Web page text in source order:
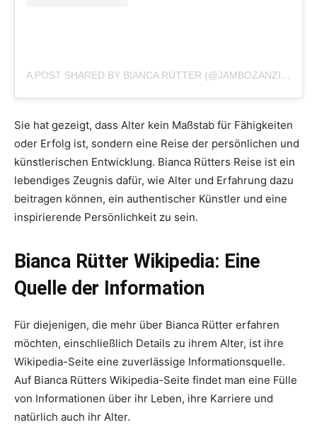
A POST SHARED BY BIANCA RÜTTER (@JAMBOZANZIBAR2022)
Sie hat gezeigt, dass Alter kein Maßstab für Fähigkeiten
oder Erfolg ist, sondern eine Reise der persönlichen und
künstlerischen Entwicklung. Bianca Rütters Reise ist ein
lebendiges Zeugnis dafür, wie Alter und Erfahrung dazu
beitragen können, ein authentischer Künstler und eine
inspirierende Persönlichkeit zu sein.
Bianca Rütter Wikipedia: Eine
Quelle der Information
Für diejenigen, die mehr über Bianca Rütter erfahren
möchten, einschließlich Details zu ihrem Alter, ist ihre
Wikipedia-Seite eine zuverlässige Informationsquelle.
Auf Bianca Rütters Wikipedia-Seite findet man eine Fülle
von Informationen über ihr Leben, ihre Karriere und
natürlich auch ihr Alter.